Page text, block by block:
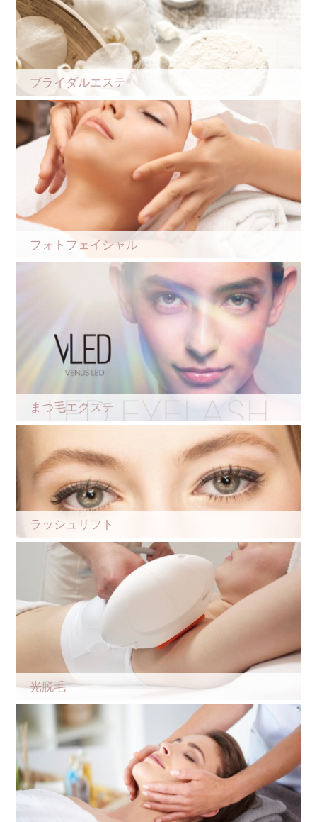
ブライダルエステ
フォトフェイシャル
まつ毛エクステ
ラッシュリフト
光脱毛